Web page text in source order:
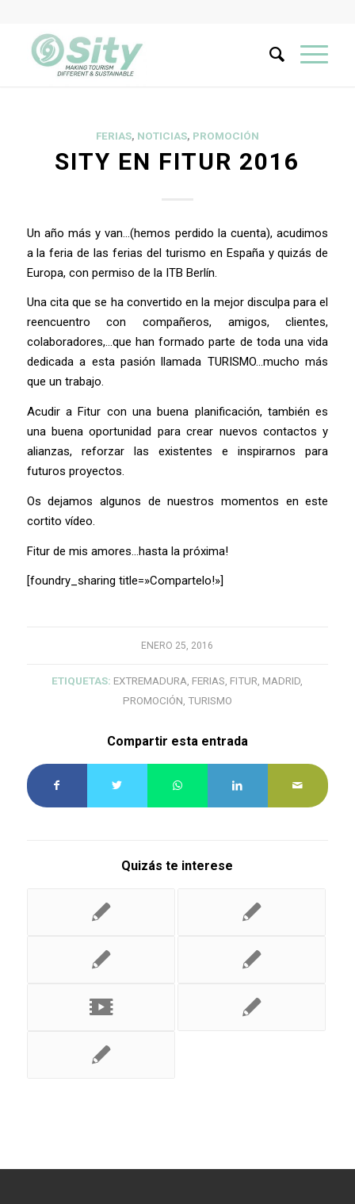
FERIAS, NOTICIAS, PROMOCIÓN
SITY EN FITUR 2016
Un año más y van…(hemos perdido la cuenta), acudimos
a la feria de las ferias del turismo en España y quizás de
Europa, con permiso de la ITB Berlín.
Una cita que se ha convertido en la mejor disculpa para el
reencuentro con compañeros, amigos, clientes,
colaboradores,…que han formado parte de toda una vida
dedicada a esta pasión llamada TURISMO…mucho más
que un trabajo.
Acudir a Fitur con una buena planificación, también es
una buena oportunidad para crear nuevos contactos y
alianzas, reforzar las existentes e inspirarnos para
futuros proyectos.
Os dejamos algunos de nuestros momentos en este
cortito vídeo.
Fitur de mis amores…hasta la próxima!
[foundry_sharing title=»Compartelo!»]
ENERO 25, 2016
ETIQUETAS: EXTREMADURA FERIAS FITUR MADRID
PROMOCIÓN TURISMO
Compartir esta entrada
Quizás te interese